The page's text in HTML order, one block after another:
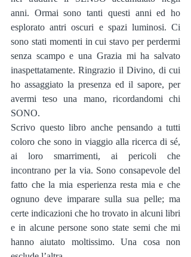
anni. Ormai sono tanti questi anni ed ho
esplorato antri oscuri e spazi luminosi. Ci
sono stati momenti in cui stavo per perdermi
senza scampo e una Grazia mi ha salvato
inaspettatamente. Ringrazio il Divino, di cui
ho assaggiato la presenza ed il sapore, per
avermi teso una mano, ricordandomi chi
SONO.
Scrivo questo libro anche pensando a tutti
coloro che sono in viaggio alla ricerca di sé,
ai loro smarrimenti, ai pericoli che
incontrano per la via. Sono consapevole del
fatto che la mia esperienza resta mia e che
ognuno deve imparare sulla sua pelle; ma
certe indicazioni che ho trovato in alcuni libri
e in alcune persone sono state semi che mi
hanno aiutato moltissimo. Una cosa non